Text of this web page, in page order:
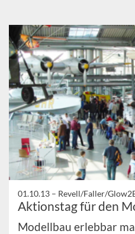
01.10.13 – Revell/Faller/
Aktionstag für den
Modellbau erlebbar